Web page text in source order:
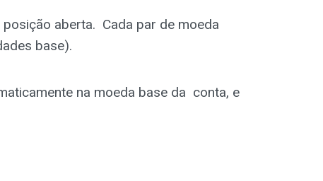
aberta. Cada par de moeda
base).
na moeda base da conta, e